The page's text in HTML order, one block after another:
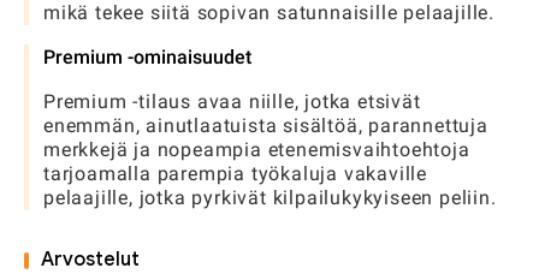
mikä tekee siitä sopivan satunnaisille pelaajille.
Premium -ominaisuudet
Premium -tilaus avaa niille, jotka etsivät
enemmän, ainutlaatuista sisältöä, parannettuja
merkkejä ja nopeampia etenemisvaihtoehtoja
tarjoamalla parempia työkaluja vakaville
pelaajille, jotka pyrkivät kilpailukykyiseen peliin.
Arvostelut